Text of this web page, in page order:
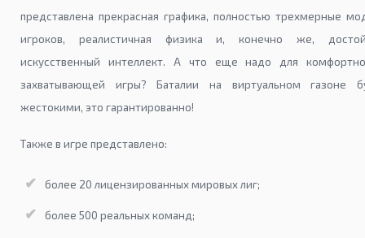
представлена прекрасная графика, полностью трехмерные
игроков, реалистичная физика и, конечно же,
искусственный интеллект. А что еще надо для
захватывающей игры? Баталии на виртуальном газоне
жестокими, это гарантированно!
Также в игре представлено:
более 20 лицензированных мировых лиг;
более 500 реальных команд;